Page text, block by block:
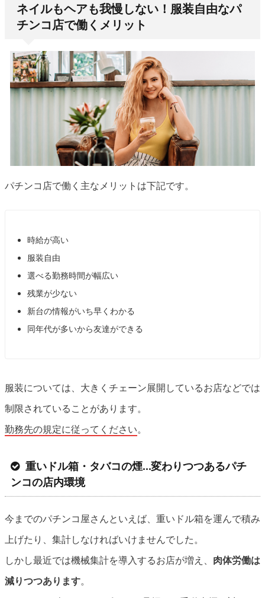
ネイルもヘアも我慢しない！服装自由なパ
チンコ店で働くメリット
パチンコ店で働く主なメリットは下記です。
時給が高い
服装自由
選べる勤務時間が幅広い
残業が少ない
新台の情報がいち早くわかる
同年代が多いから友達ができる
服装については、大きくチェーン展開しているお店などでは
制限されていることがあります。
勤務先の規定に従ってください。
重いドル箱・タバコの煙…変わりつつあるパチ
ンコの店内環境
今までのパチンコ屋さんといえば、重いドル箱を運んで積み
上げたり、集計しなければいけませんでした。
しかし最近では機械集計を導入するお店が増え、 肉体労働は
減りつつあります。